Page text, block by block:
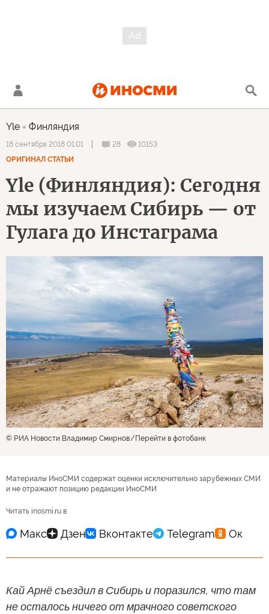
Yle Финляндия
18 сентября 2018 01:01 28
10153
ОРИГИНАЛ СТАТЬИ
Yle (Финляндия): Сегодня
мы изучаем Сибирь — от
Гулага до Инстаграма
© РИА Новости Владимир Смирнов Перейти в фотобанк
Материалы ИноСМИ содержат оценки исключительно зарубежных СМИ
и не отражают позицию редакции ИноСМИ
Читать inosmi.ru в
Кай Арнё съездил в Сибирь и поразился, что там
не осталось ничего от мрачного советского